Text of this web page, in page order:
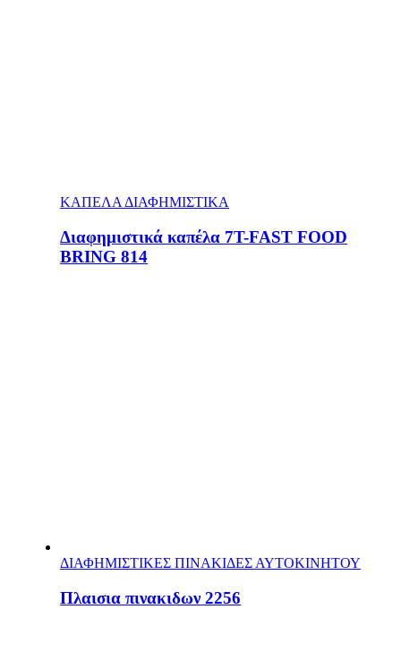
ΚΑΠΕΛΑ ΔΙΑΦΗΜΙΣΤΙΚΑ
Διαφημιστικά καπέλα 7T-FAST FOOD
BRING 814
ΔΙΑΦΗΜΙΣΤΙΚΕΣ ΠΙΝΑΚΙΔΕΣ ΑΥΤΟΚΙΝΗΤΟΥ
Πλαισια πινακιδων 2256